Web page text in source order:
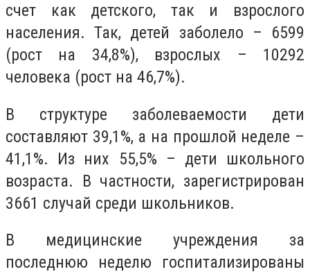
счет как детского, так и взрослого
населения. Так, детей заболело – 6599
(рост на 34,8%), взрослых – 10292
человека (рост на 46,7%).
В структуре заболеваемости дети
составляют 39,1%, а на прошлой неделе –
41,1%. Из них 55,5% – дети школьного
возраста. В частности, зарегистрирован
3661 случай среди школьников.
В медицинские учреждения за
последнюю неделю госпитализированы